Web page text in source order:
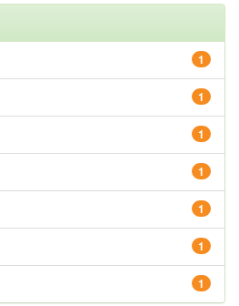
1
1
1
1
1
1
1